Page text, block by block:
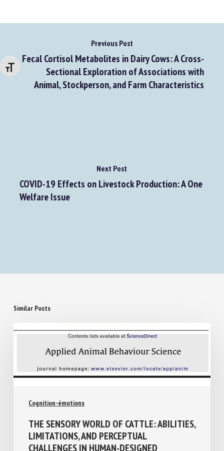
Changer la taille de la police
Previous Post
Fecal Cortisol Metabolites in Dairy Cows: A Cross-
Sectional Exploration of Associations with
Animal, Stockperson, and Farm Characteristics
Next Post
COVID-19 Effects on Livestock Production: A One
Welfare Issue
Similar Posts
Cognition-émotions
THE SENSORY WORLD OF CATTLE:
ABILITIES, LIMITATIONS, AND PERCEPTUAL
CHALLENGES IN HUMAN-DESIGNED